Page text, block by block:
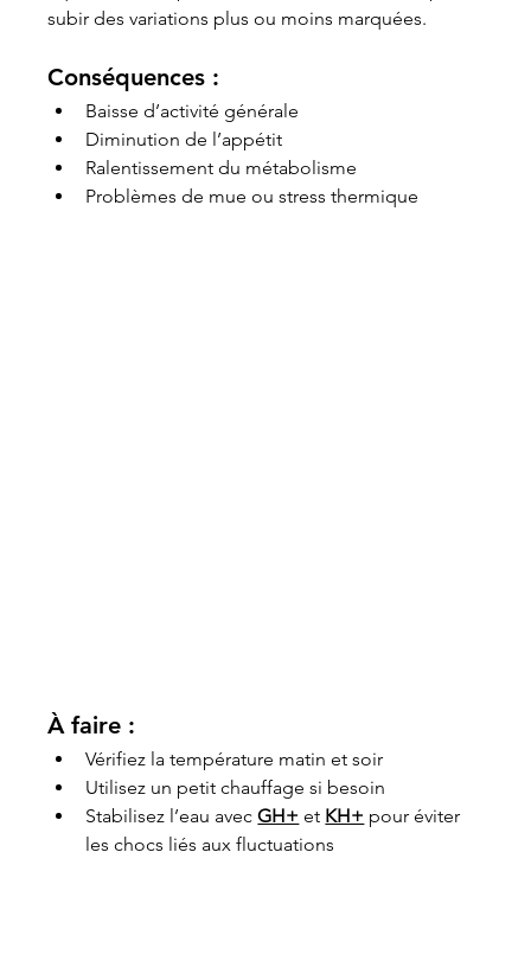
subir des variations plus ou moins marquées.
Conséquences :
Baisse d’activité générale
Diminution de l’appétit
Ralentissement du métabolisme
Problèmes de mue ou stress thermique
À faire :
Vérifiez la température matin et soir
Utilisez un petit chauffage si besoin
Stabilisez l’eau avec GH+ et KH+ pour éviter
les chocs liés aux fluctuations